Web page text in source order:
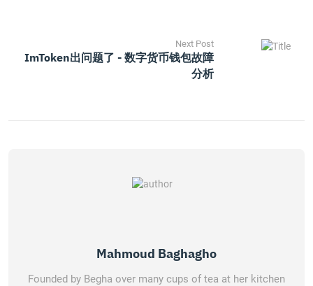
Next Post
ImToken出问题了 - 数字货币钱包故障
分析
Mahmoud Baghagho
Founded by Begha over many cups of tea at her kitchen